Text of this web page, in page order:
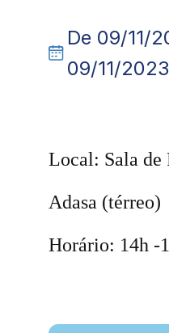
De 09/11/
09/11/
Local: Sala de
Adasa (térreo)
Horário: 14h -